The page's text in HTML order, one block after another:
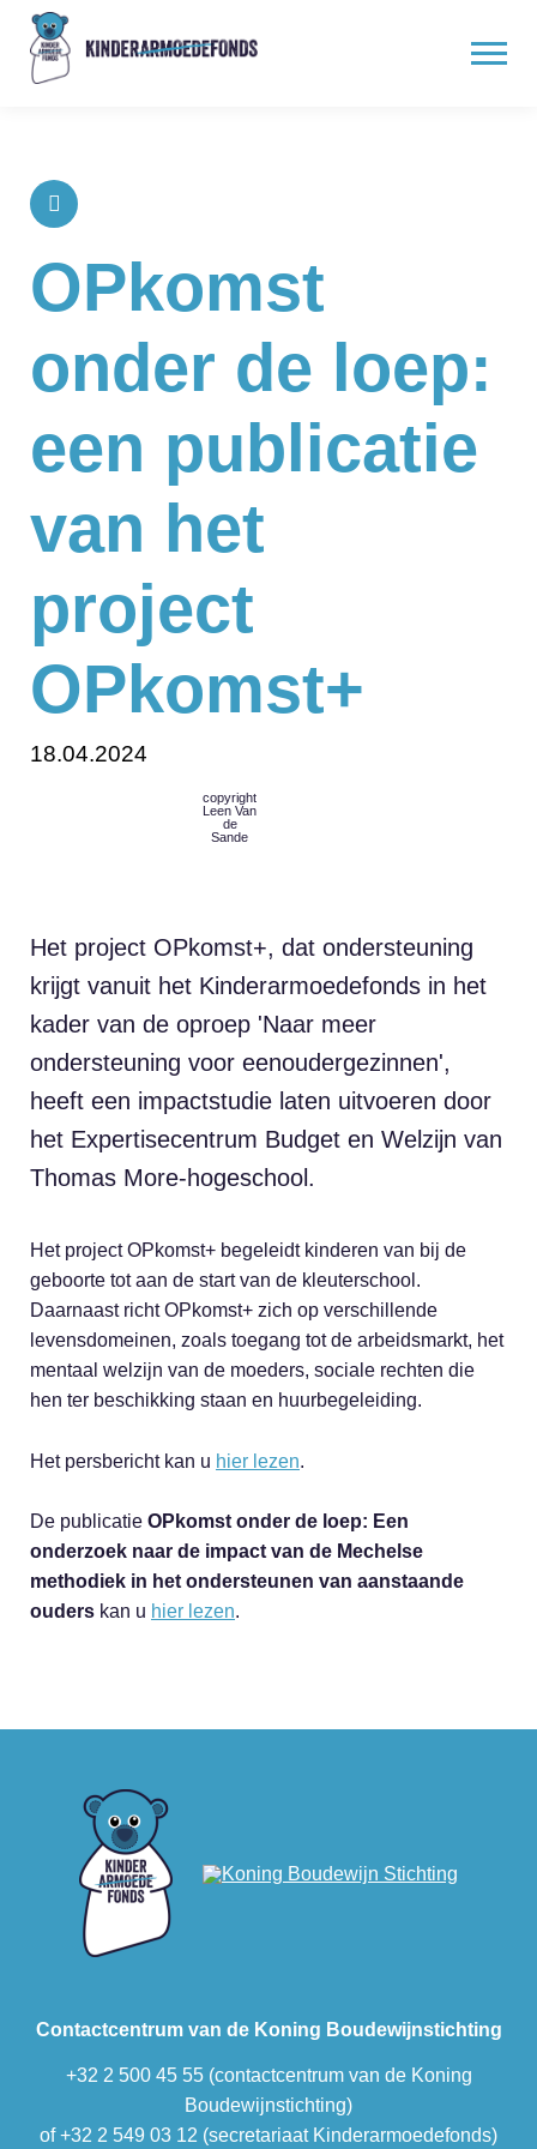
OPkomst
onder de loep:
een publicatie
van het
project
OPkomst+
18.04.2024
copyright
Leen Van
de
Sande
Het project OPkomst+, dat ondersteuning
krijgt vanuit het Kinderarmoedefonds in het
kader van de oproep 'Naar meer
ondersteuning voor eenoudergezinnen',
heeft een impactstudie laten uitvoeren door
het Expertisecentrum Budget en Welzijn van
Thomas More-hogeschool.
Het project OPkomst+ begeleidt kinderen van bij de
geboorte tot aan de start van de kleuterschool.
Daarnaast richt OPkomst+ zich op verschillende
levensdomeinen, zoals toegang tot de arbeidsmarkt, het
mentaal welzijn van de moeders, sociale rechten die
hen ter beschikking staan en huurbegeleiding.
Het persbericht kan u hier lezen.
De publicatie OPkomst onder de loep: Een
onderzoek naar de impact van de Mechelse
methodiek in het ondersteunen van aanstaande
ouders kan u hier lezen.
Contactcentrum van de Koning Boudewijnstichting
+32 2 500 45 55 (contactcentrum van de Koning
Boudewijnstichting)
of +32 2 549 03 12 (secretariaat Kinderarmoedefonds)